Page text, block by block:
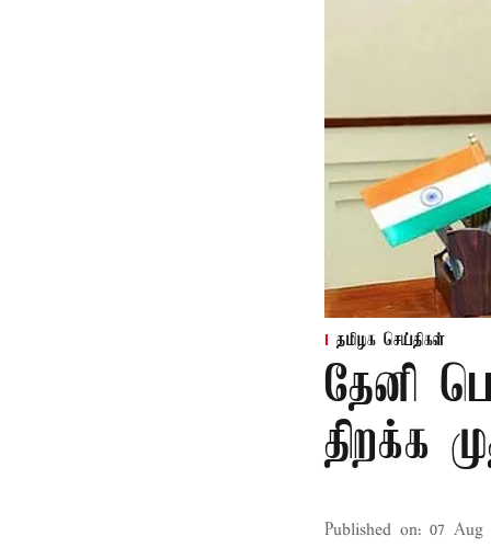
தமிழக செய்திகள்
தேனி
திறக்க
Published on: 07 Aug